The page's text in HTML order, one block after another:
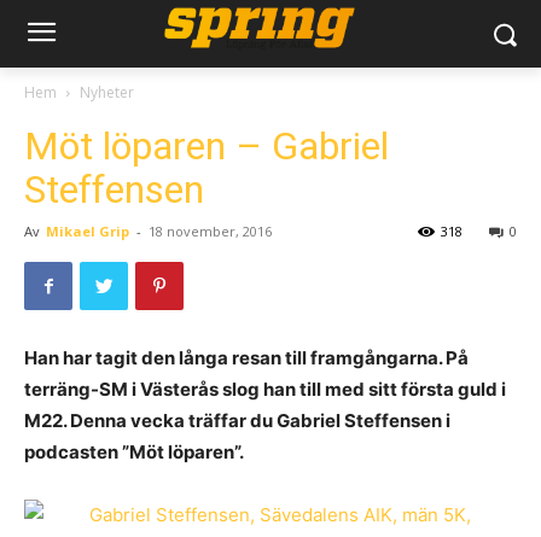
Hem Nyheter
Möt löparen – Gabriel
Steffensen
Av Mikael Grip - 18 november, 2016 0
318
Han har tagit den långa resan till framgångarna. På
terräng-SM i Västerås slog han till med sitt första guld i
M22. Denna vecka träffar du Gabriel Steffensen i
podcasten ”Möt löparen”.